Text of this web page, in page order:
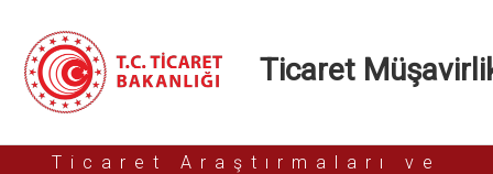
Ticaret
Ticaret Araştırmaları ve